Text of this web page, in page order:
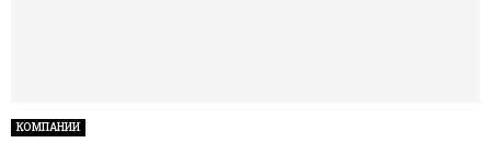
КОМПАНИИ